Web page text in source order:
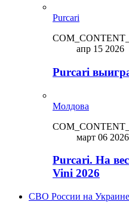
Purcari
апр 15 2026
Purcari
Молдова
март 06 2026
Purcari. На
Vini 2026
СВО России на Украине